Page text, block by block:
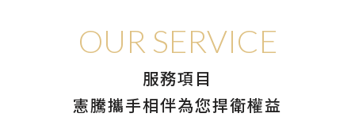
OUR SERVICE
服務項目
憲騰攜手相伴為您捍衛權益